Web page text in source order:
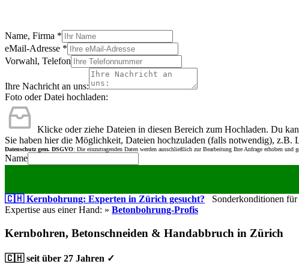
Name, Firma *
eMail-Adresse *
Vorwahl, Telefon
Ihre Nachricht an uns:
Foto oder Datei hochladen:
Klicke oder ziehe Dateien in diesen Bereich zum Hochladen. Du
Sie haben hier die Möglichkeit, Dateien hochzuladen (falls notwendig), z.B.
Datenschutz gem. DSGVO: Die einzutragenden Daten werden ausschließlich zur Bearbeitung Ihre Anfrage erhoben und
Name
🇨🇭 Kernbohrung: Experten in Zürich gesucht? Sonderkonditionen für
Expertise aus einer Hand: » Betonbohrung-Profis
Kernbohren, Betonschneiden & Handabbruch in Zürich
🇨🇭 seit über 27 Jahren ✓